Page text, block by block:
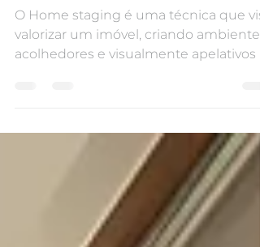
Home staging: a arte
de valorizar espaços